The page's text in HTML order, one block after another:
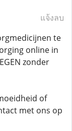
แจ้งลบ
te
online in
zonder
of
met ons op